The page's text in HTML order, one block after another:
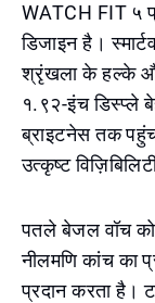
WATCH FIT ५
डिजाइन है।
श्रृंखला के हल्के और
१.९२-इंच डिस्प्ले
ब्राइटनेस तक पहुंच
उत्कृष्ट
पतले बेजल वॉच
नीलमणि कांच का
प्रदान करता है।